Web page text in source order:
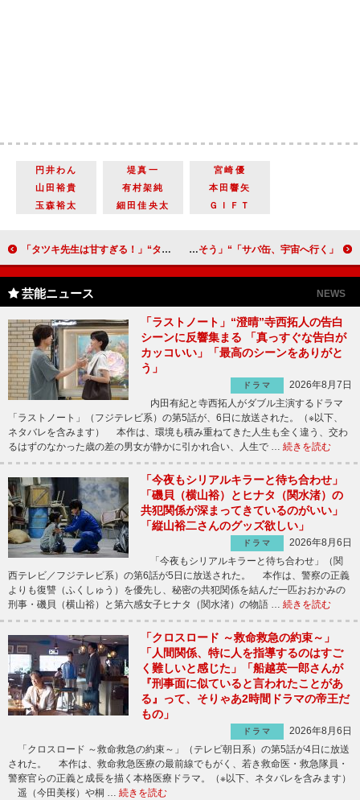
円井わん 堤真一
宮崎優
山田裕貴
有村架純
本田響矢
玉森裕太
細田佳央太 ＧＩＦＴ
「タツキ先生は甘すぎる！」“タツキ”町田啓太と“父親”杉本哲太のシーンに反響 「親が覚えていないところがリアル」「精一杯に育てても足りないのが子育て」 「サバ缶、宇宙へ行く」“宇宙食サバ缶”認証への希望をつかむ 「4期生も頑張った」「卒業で研究が断ち切られるのはかわいそう」
芸能ニュース NEWS
「ラストノート」“澄晴”寺西拓人の告白
シーンに反響集まる 「真っすぐな告白が
カッコいい」「最高のシーンをありがと
う」
ドラマ
2026年8月7日
内田有紀と寺西拓人がダブル主演するドラマ
「ラストノート」（フジテレビ系）の第5話が、6日に放送された。（※以下、
ネタバレを含みます） 本作は、環境も積み重ねてきた人生も全く違う、交わ
るはずのなかった歳の差の男女が静かに引かれ合い、人生で … 続きを読む
「今夜もシリアルキラーと待ち合わせ」
「磯貝（横山裕）とヒナタ（関水渚）の
共犯関係が深まってきているのがいい」
「縦山裕二さんのグッズ欲しい」
ドラマ
2026年8月6日
「今夜もシリアルキラーと待ち合わせ」（関
西テレビ／フジテレビ系）の第6話が5日に放送された。 本作は、警察の正義
よりも復讐（ふくしゅう）を優先し、秘密の共犯関係を結んだ一匹おおかみの
刑事・磯貝（横山裕）と第六感女子ヒナタ（関水渚）の物語 … 続きを読む
「クロスロード ～救命救急の約束～」
「人間関係、特に人を指導するのはすご
く難しいと感じた」「船越英一郎さんが
『刑事面に似ていると言われたことがあ
る』って、そりゃあ2時間ドラマの帝王だ
もの」
ドラマ
2026年8月6日
「クロスロード ～救命救急の約束～」（テレビ朝日系）の第5話が4日に放送
された。 本作は、救命救急医療の最前線でもがく、若き救命医・救急隊員・
警察官らの正義と成長を描く本格医療ドラマ。（※以下、ネタバレを含みます）
遥（今田美桜）や桐 … 続きを読む